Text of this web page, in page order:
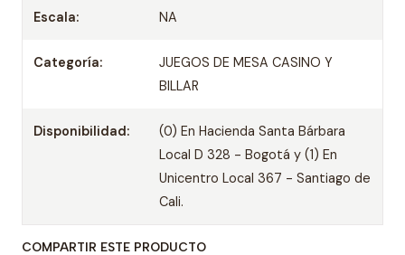
Escala: NA
Categoría:
JUEGOS DE MESA CASINO Y
BILLAR
Disponibilidad:
(0) En Hacienda Santa Bárbara
Local D 328 - Bogotá y (1) En
Unicentro Local 367 - Santiago de
Cali.
COMPARTIR ESTE PRODUCTO